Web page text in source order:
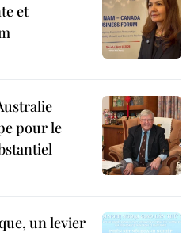
et
pour le
un levier